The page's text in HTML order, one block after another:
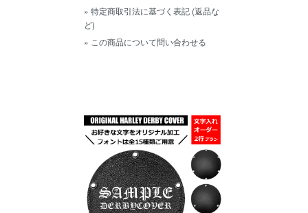
» 特定商取引法に基づく表記 (返品な
ど)
» この商品について問い合わせる